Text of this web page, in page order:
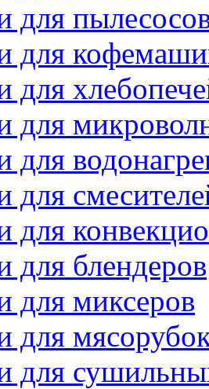
для
для
для
для
для
для
для
для блендеров
для миксеров
для
для